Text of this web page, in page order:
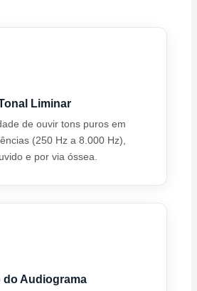
Liminar
de ouvir tons puros em
(250 Hz a 8.000 Hz),
e por via óssea.
do Audiograma